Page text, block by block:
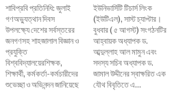
শাবিপ্রবি প্রতিনিধি: জুলাই
গণঅভ্যুত্থান দিবস
উপলক্ষ্যে দেশের সর্বস্তরের
জনগণসহ শাহজালাল বিজ্ঞান ও
প্রযুক্তি
বিশ্ববিদ্যালয়েরশিক্ষক,
শিক্ষার্থী, কর্মকর্তা-কর্মচারীদের
শুভেচ্ছা ও অভিনন্দন জানিয়েছে
ইউনিভার্সিটি টিচার্স লিংক
(ইউটিএল), সাস্ট চ্যাপ্টার।
বুধবার ( ৫ আগস্ট) সংগঠনটির
আহ্বায়ক অধ্যাপক ড.
আব্দুল্লাহ আল মামুন এবং
সদস্য সচিব অধ্যাপক ড.
জামাল উদ্দীনের স্বাক্ষরিত এক
যৌথ বিবৃতিতে এ...